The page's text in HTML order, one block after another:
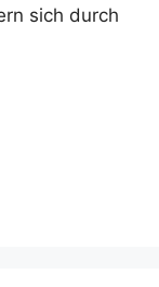
sich durch